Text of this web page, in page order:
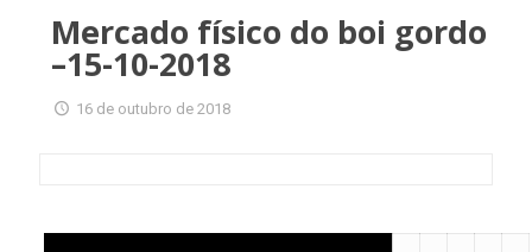
Mercado físico do boi gordo
–15-10-2018
16 de outubro de 2018